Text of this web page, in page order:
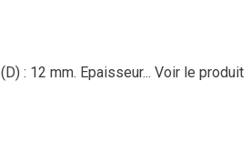
: 12 mm. Epaisseur... Voir le produit